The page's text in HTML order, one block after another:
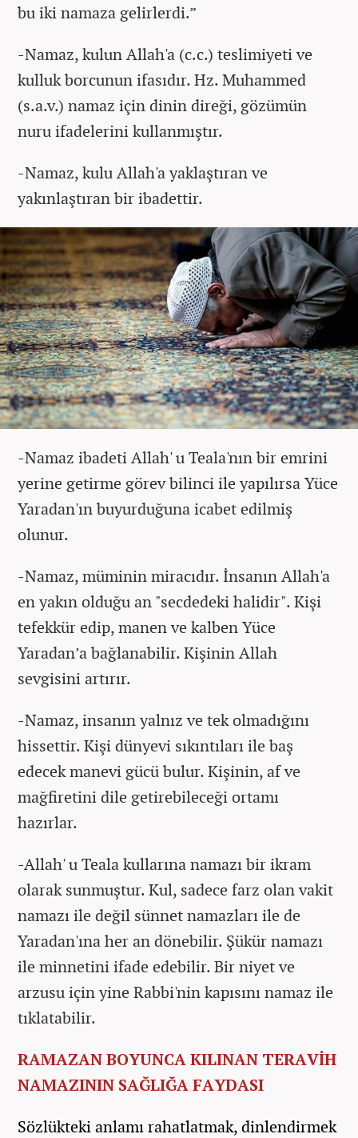
bu iki namaza gelirlerdi.”
-Namaz, kulun Allah'a (c.c.) teslimiyeti ve
kulluk borcunun ifasıdır. Hz. Muhammed
(s.a.v.) namaz için dinin direği, gözümün
nuru ifadelerini kullanmıştır.
-Namaz, kulu Allah'a yaklaştıran ve
yakınlaştıran bir ibadettir.
-Namaz ibadeti Allah' u Teala'nın bir emrini
yerine getirme görev bilinci ile yapılırsa Yüce
Yaradan'ın buyurduğuna icabet edilmiş
olunur.
-Namaz, müminin miracıdır. İnsanın Allah'a
en yakın olduğu an "secdedeki halidir". Kişi
tefekkür edip, manen ve kalben Yüce
Yaradan’a bağlanabilir. Kişinin Allah
sevgisini artırır.
-Namaz, insanın yalnız ve tek olmadığını
hissettir. Kişi dünyevi sıkıntıları ile baş
edecek manevi gücü bulur. Kişinin, af ve
mağfiretini dile getirebileceği ortamı
hazırlar.
-Allah' u Teala kullarına namazı bir ikram
olarak sunmuştur. Kul, sadece farz olan vakit
namazı ile değil sünnet namazları ile de
Yaradan'ına her an dönebilir. Şükür namazı
ile minnetini ifade edebilir. Bir niyet ve
arzusu için yine Rabbi'nin kapısını namaz ile
tıklatabilir.
RAMAZAN BOYUNCA KILINAN TERAVİH
NAMAZININ SAĞLIĞA FAYDASI
Sözlükteki anlamı rahatlatmak, dinlendirmek